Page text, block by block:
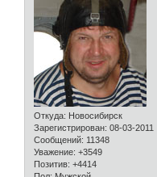
Откуда: Новосибирск
Зарегистрирован: 08-03-2011
Сообщений: 11348
Уважение: +3549
Позитив: +4414